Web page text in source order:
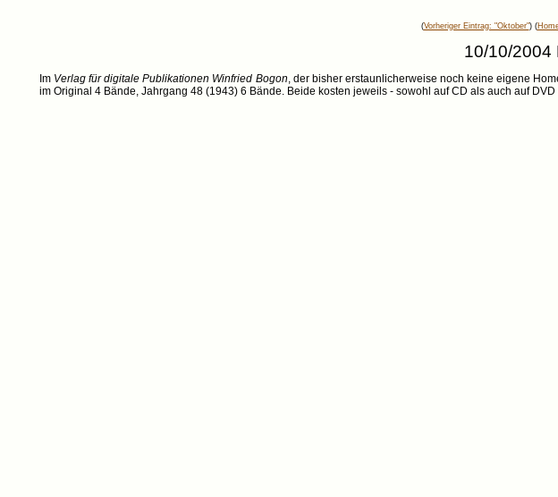
(Vorheriger Eintrag: "Oktober") (
10/10/2004
Im Verlag für digitale Publikationen Winfried Bogon, der bisher erstaunlicherweise noch keine eigene
im Original 4 Bände, Jahrgang 48 (1943) 6 Bände. Beide kosten jeweils - sowohl auf CD als auch auf